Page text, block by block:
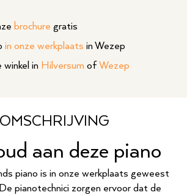
brochure gratis
in onze werkplaats in Wezep
in Hilversum of Wezep
aan deze piano
piano is in onze werkplaats geweest
pianotechnici zorgen ervoor dat de